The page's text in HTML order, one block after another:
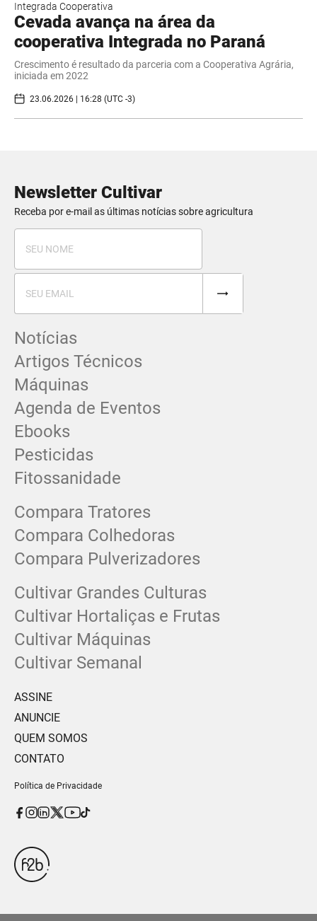
Integrada Cooperativa
Cevada avança na área da
cooperativa Integrada no Paraná
Crescimento é resultado da parceria com a Cooperativa Agrária,
iniciada em 2022
23.06.2026 | 16:28 (UTC -3)
Newsletter Cultivar
Receba por e-mail as últimas notícias sobre agricultura
Notícias
Artigos Técnicos
Máquinas
Agenda de Eventos
Ebooks
Pesticidas
Fitossanidade
Compara Tratores
Compara Colhedoras
Compara Pulverizadores
Cultivar Grandes Culturas
Cultivar Hortaliças e Frutas
Cultivar Máquinas
Cultivar Semanal
ASSINE
ANUNCIE
QUEM SOMOS
CONTATO
Política de Privacidade